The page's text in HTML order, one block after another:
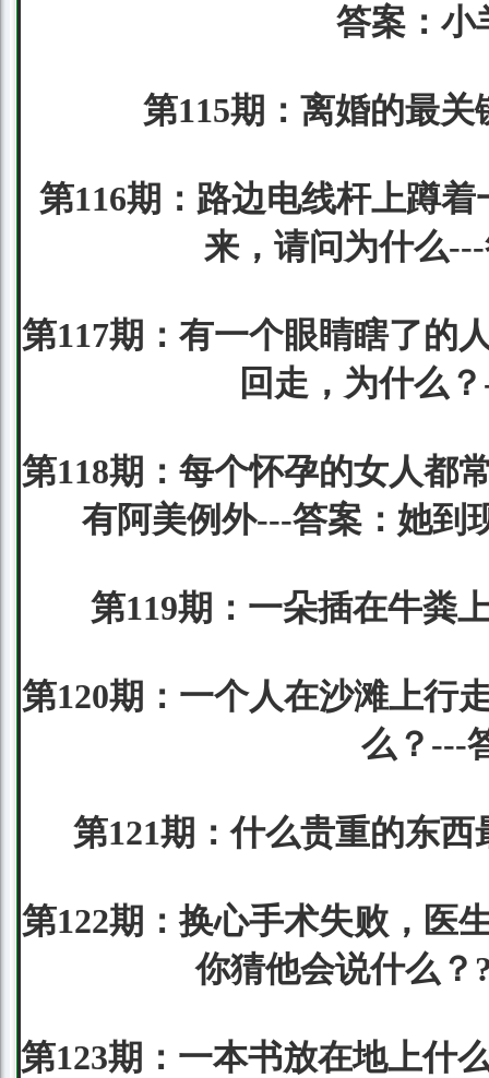
答案：小
第115期：离婚的最
第116期：路边电线杆上蹲
来，请问为什么
第117期：有一个眼睛瞎了的
回走，为什么
第118期：每个怀孕的女人都
有阿美例外---答案：她到
第119期：一朵插在牛粪
第120期：一个人在沙滩上行
么？---
第121期：什么贵重的东
第122期：换心手术失败，医
你猜他会说什么？
第123期：一本书放在地上什